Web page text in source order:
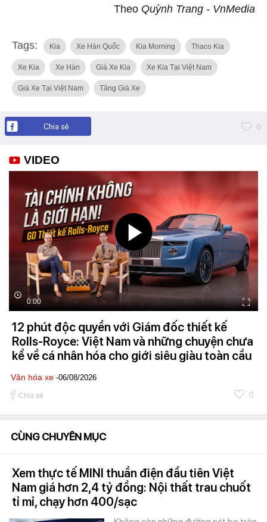
Theo Quỳnh Trang - VnMedia
Tags: Kia Xe Hàn Quốc Kia Morning Thaco Kia
Xe Kia Xe Hàn Giá Xe Kia Xe Kia Tại Việt Nam
Giá Xe Tại Việt Nam Tăng Giá Xe
Chia sẻ 0
VIDEO
0:00
12 phút độc quyền với Giám đốc thiết kế
Rolls-Royce: Việt Nam và những chuyện chưa
kể về cá nhân hóa cho giới siêu giàu toàn cầu
Văn hóa xe -06/08/2026
Chia sẻ 0
CÙNG CHUYÊN MỤC
Xem thực tế MINI thuần điện đầu tiên Việt
Nam giá hơn 2,4 tỷ đồng: Nội thất trau chuốt
tỉ mỉ, chạy hơn 400/sạc